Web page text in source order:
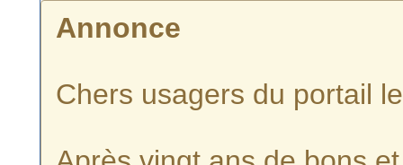
Annonce
Chers usagers du portail